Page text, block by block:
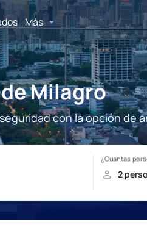
Más
Milagro
con la opción de